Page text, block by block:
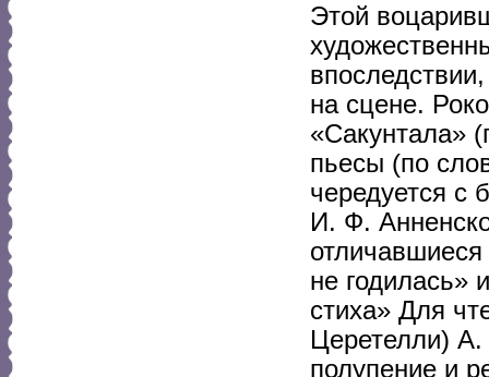
Этой
на сцене.
«Сакунтала»
пьесы (по
чередуется
И. Ф.
не годилась»
стиха» Для
Церетелли)
полупение и